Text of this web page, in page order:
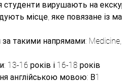
вирушають на
місце, яке повязане із
такими напрямами:
13-16 років і 16-18 років
англійською мовою: В1